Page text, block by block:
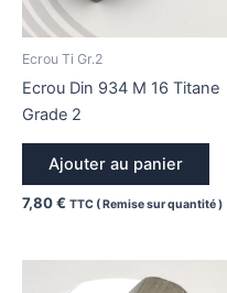
Ecrou Ti Gr.2
Ecrou Din 934 M 16 Titane
Grade 2
Ajouter au panier
7,80€ TTC ( Remise sur quantité )